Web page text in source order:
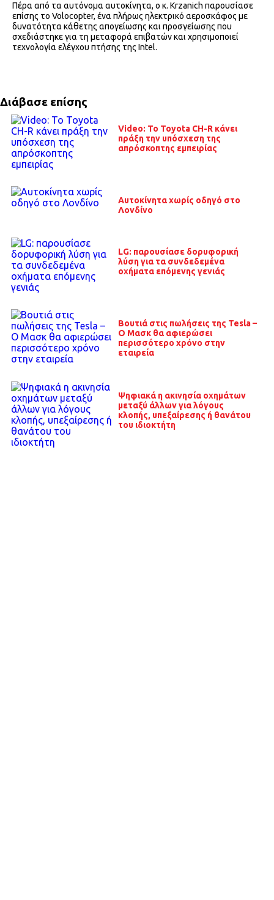
Πέρα από τα αυτόνομα αυτοκίνητα, ο κ. Krzanich παρουσίασε
επίσης το Volocopter, ένα πλήρως ηλεκτρικό αεροσκάφος με
δυνατότητα κάθετης απογείωσης και προσγείωσης που
σχεδιάστηκε για τη μεταφορά επιβατών και χρησιμοποιεί
τεχνολογία ελέγχου πτήσης της Intel.
Διάβασε επίσης
Video: Το Toyota CH-R κάνει
πράξη την υπόσχεση της
απρόσκοπτης εμπειρίας
Αυτοκίνητα χωρίς οδηγό στο
Λονδίνο
LG: παρουσίασε δορυφορική
λύση για τα συνδεδεμένα
οχήματα επόμενης γενιάς
Βουτιά στις πωλήσεις της Tesla –
Ο Μασκ θα αφιερώσει
περισσότερο χρόνο στην
εταιρεία
Ψηφιακά η ακινησία οχημάτων
μεταξύ άλλων για λόγους
κλοπής, υπεξαίρεσης ή θανάτου
του ιδιοκτήτη